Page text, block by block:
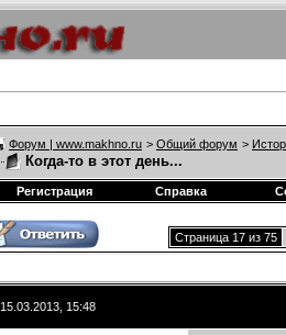
Форум | www.makhno.ru > Общий форум >
Когда-то в этот день...
Регистрация Справка
Страница 17 из 75
15.03.2013, 15:48